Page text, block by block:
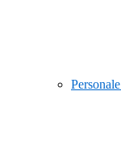
Personale